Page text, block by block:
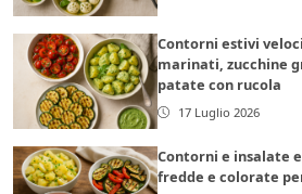
Contorni estivi
marinati, zucchine
patate con rucola
17 Luglio 2026
Contorni e insalate
fredde e colorate